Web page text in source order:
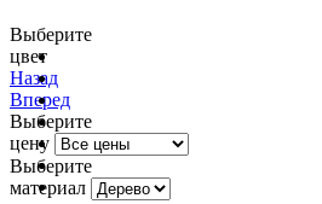
Выберите
цвет
Назад
Вперед
Выберите
цену
Выберите
материал